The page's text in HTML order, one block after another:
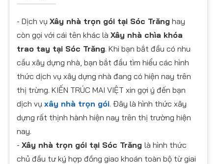
- Dịch vụ Xây nhà trọn gói tại Sóc Trăng hay
còn gọi với cái tên khác là Xây nhà chìa khóa
trao tay tại Sóc Trăng. Khi bạn bắt đầu có nhu
cầu xây dựng nhà, bạn bắt đầu tìm hiểu các hình
thức dịch vụ xây dựng nhà đang có hiện nay trên
thị trừng. KIẾN TRÚC MAI VIỆT xin gợi ý đến bạn
dịch vụ xây nhà trọn gói. Đây là hình thức xây
dựng rất thịnh hành hiện nay trên thị trường hiện
nay.
- Xây nhà trọn gói tại Sóc Trăng là hình thức
chủ đầu tư ký hợp đồng giao khoán toàn bộ từ giai